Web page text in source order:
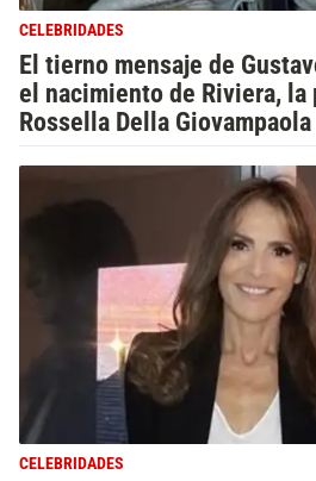
CELEBRIDADES
El tierno mensaje de
el nacimiento de Riviera, la
Rossella Della Giovampaola
CELEBRIDADES